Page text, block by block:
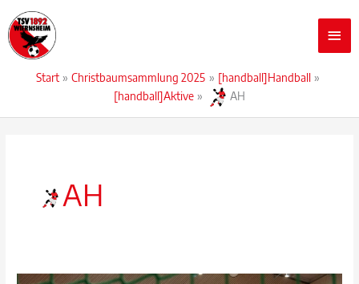
Inhalt
springen
Start Christbaumsammlung 2025
[handball]Handball
[handball]Aktive
AH
AH